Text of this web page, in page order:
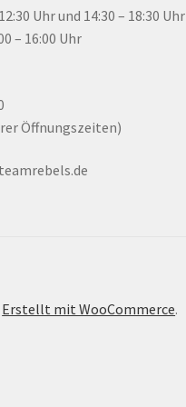
Uhr und 14:30 – 18:30 Uhr
– 16:00 Uhr
Öffnungszeiten)
Erstellt mit WooCommerce.